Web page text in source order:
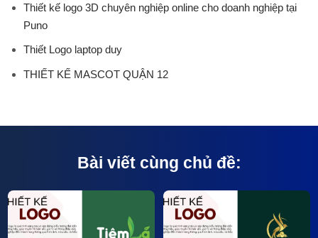
Thiết kế logo 3D chuyên nghiệp online cho doanh nghiệp tại
Puno
Thiết Logo laptop duy
THIẾT KẾ MASCOT QUẬN 12
Bài viết cùng chủ đề: